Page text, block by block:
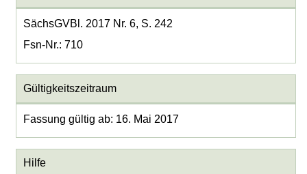
SächsGVBl. 2017 Nr. 6, S. 242
Fsn-Nr.: 710
Gültigkeitszeitraum
Fassung gültig ab: 16. Mai 2017
Hilfe